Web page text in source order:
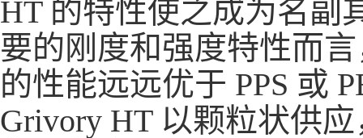
HT 的特性使之成为名副
要的刚度和强度特性而
的性能远远优于 PPS 或
Grivory HT 以颗粒状供